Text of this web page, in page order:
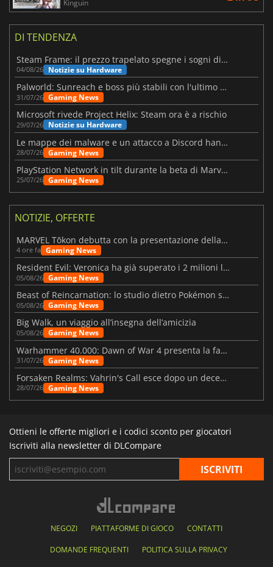
Kinguin
DI TENDENZA
Steam Frame: il prezzo trapelato spegne i sogni di un VR economico
04/08/26 Notizie su Hardware
Palworld: Sunreach e boss più stabili con l'ultimo update
31/07/26 Gaming News
Microsoft rivede Project Helix: Steam ora è a rischio
29/07/26 Notizie su Hardware
Le mappe dei malware e un attacco a Discord hanno colpito Meccha Chameleon
28/07/26 Gaming News
PlayStation Network in tilt durante la beta di Marvel Tōkon
25/07/26 Gaming News
NOTIZIE, OFFERTE
MARVEL Tōkon debutta con la presentazione della roadmap per il primo anno
4 ore fa Gaming News
Resident Evil: Veronica ha già superato i 2 milioni liste dei desideri
05/08/26 Gaming News
Beast of Reincarnation: lo studio dietro Pokémon su una nuova strada
05/08/26 Gaming News
Big Walk, un viaggio all’insegna dell’amicizia
05/08/26 Gaming News
Warhammer 40.000: Dawn of War 4 presenta la fazione dei Necron
31/07/26 Gaming News
Forsaken Realms: Vahrin's Call esce dopo un decennio di sviluppo
28/07/26 Gaming News
Ottieni le offerte migliori e i codici sconto per giocatori
Iscriviti alla newsletter di DLCompare
NEGOZI PIATTAFORME DI GIOCO CONTATTI
DOMANDE FREQUENTI POLITICA SULLA PRIVACY